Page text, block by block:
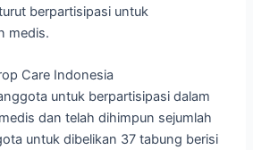
berpartisipasi untuk
medis.
Care Indonesia
untuk berpartisipasi dalam
dan telah dihimpun sejumlah
untuk dibelikan 37 tabung berisi